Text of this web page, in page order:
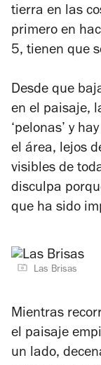
tierra en las
primero en
5, tienen que
Desde que
en el paisaje,
‘pelonas’ y
el área, lejos
visibles de
disculpa
que ha sido
Las Brisas
Mientras
el paisaje
un lado,